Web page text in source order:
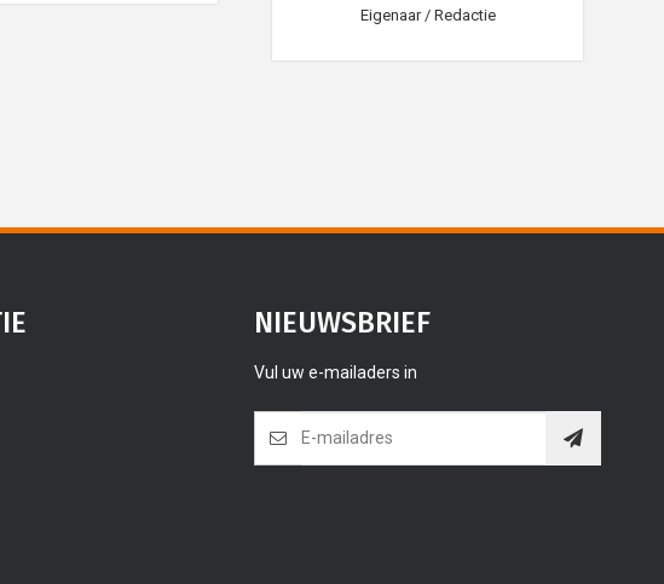
Eigenaar / Redactie
NIEUWSBRIEF
Vul uw e-mailaders in